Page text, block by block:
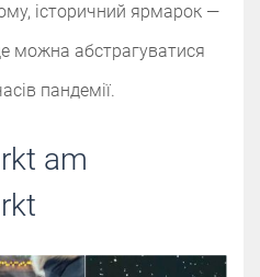
історичний ярмарок —
можна абстрагуватися
пандемії.‌‌
am